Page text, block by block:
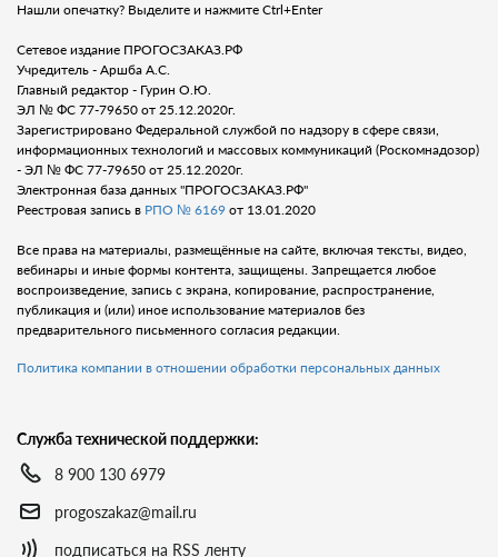
Нашли опечатку? Выделите и нажмите Ctrl+Enter
Сетевое издание ПРОГОСЗАКАЗ.РФ
Учредитель - Аршба А.С.
Главный редактор - Гурин О.Ю.
ЭЛ № ФС 77-79650 от 25.12.2020г.
Зарегистрировано Федеральной службой по надзору в сфере связи,
информационных технологий и массовых коммуникаций (Роскомнадозор)
- ЭЛ № ФС 77-79650 от 25.12.2020г.
Электронная база данных "ПРОГОСЗАКАЗ.РФ"
Реестровая запись в РПО № 6169 от 13.01.2020
Все права на материалы, размещённые на сайте, включая тексты, видео,
вебинары и иные формы контента, защищены. Запрещается любое
воспроизведение, запись с экрана, копирование, распространение,
публикация и (или) иное использование материалов без
предварительного письменного согласия редакции.
Политика компании в отношении обработки персональных данных
Служба технической поддержки:
8 900 130 6979
progoszakaz@mail.ru
подписаться на RSS ленту